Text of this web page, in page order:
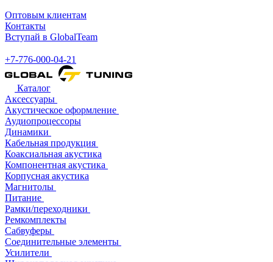
Оптовым клиентам
Контакты
Вступай в GlobalTeam
+7-776-000-04-21
Каталог
Аксессуары
Акустическое оформление
Аудиопроцессоры
Динамики
Кабельная продукция
Коаксиальная акустика
Компонентная акустика
Корпусная акустика
Магнитолы
Питание
Рамки/переходники
Ремкомплекты
Сабвуферы
Соединительные элементы
Усилители